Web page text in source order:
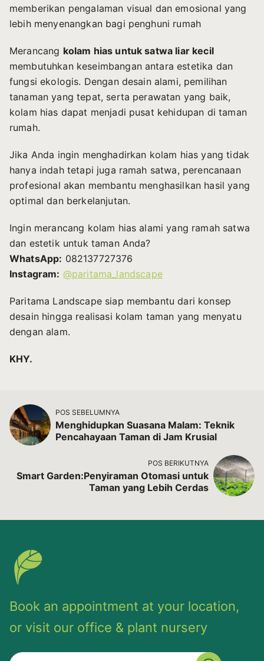
memberikan pengalaman visual dan emosional yang
lebih menyenangkan bagi penghuni rumah
Merancang kolam hias untuk satwa liar kecil
membutuhkan keseimbangan antara estetika dan
fungsi ekologis. Dengan desain alami, pemilihan
tanaman yang tepat, serta perawatan yang baik,
kolam hias dapat menjadi pusat kehidupan di taman
rumah.
Jika Anda ingin menghadirkan kolam hias yang tidak
hanya indah tetapi juga ramah satwa, perencanaan
profesional akan membantu menghasilkan hasil yang
optimal dan berkelanjutan.
Ingin merancang kolam hias alami yang ramah satwa
dan estetik untuk taman Anda?
WhatsApp: 082137727376
Instagram: @paritama_landscape
Paritama Landscape siap membantu dari konsep
desain hingga realisasi kolam taman yang menyatu
dengan alam.
KHY.
POS SEBELUMNYA
Menghidupkan Suasana Malam: Teknik
Pencahayaan Taman di Jam Krusial
POS BERIKUTNYA
Smart Garden:Penyiraman Otomasi untuk
Taman yang Lebih Cerdas
Book an appointment at your location,
or visit our office & plant nursery